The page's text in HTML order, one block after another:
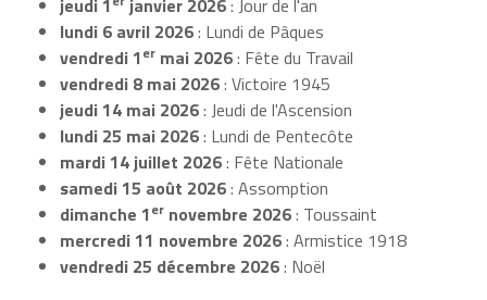
lundi 6 avril 2026: Lundi de Pâques
vendredi 1er mai 2026: Fête du Travail
vendredi 8 mai 2026: Victoire 1945
jeudi 14 mai 2026: Jeudi de l'Ascension
lundi 25 mai 2026: Lundi de Pentecôte
mardi 14 juillet 2026: Fête Nationale
samedi 15 août 2026: Assomption
dimanche 1er novembre 2026: Toussaint
mercredi 11 novembre 2026: Armistice 1918
vendredi 25 décembre 2026: Noël